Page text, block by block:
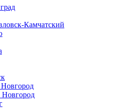
Камчатский